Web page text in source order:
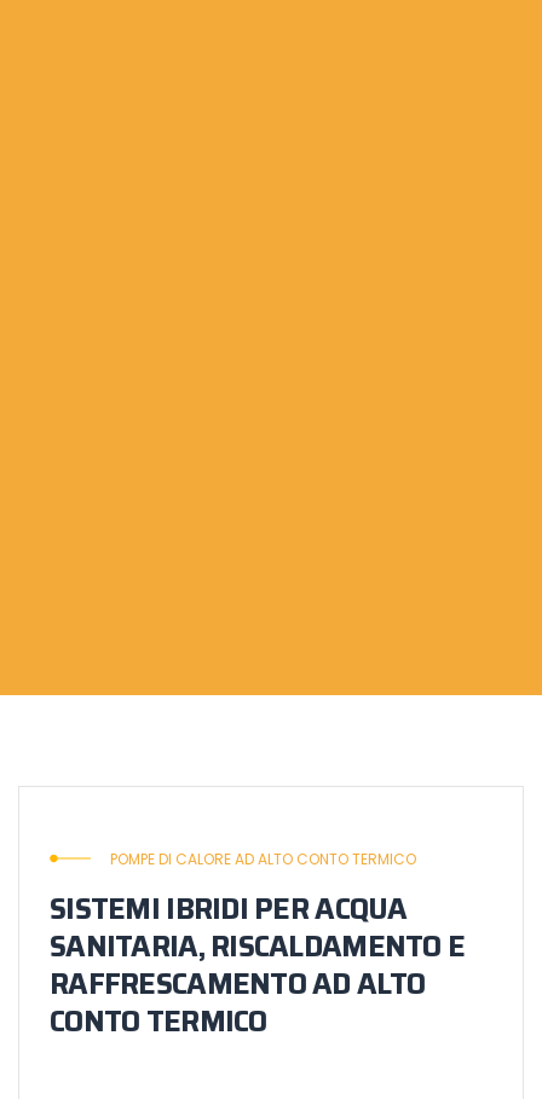
POMPE DI CALORE AD ALTO CONTO TERMICO
SISTEMI IBRIDI PER ACQUA
SANITARIA, RISCALDAMENTO E
RAFFRESCAMENTO AD ALTO
CONTO TERMICO